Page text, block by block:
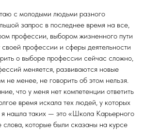
с молодыми людьми разного
запрос в последнее время на все,
профессии, выбором жизненного пути
профессии и сферы деятельности
о выборе профессии сейчас сложно,
меняется, развиваются новые
не менее, не говорить об этом нельзя.
что у меня нет компетенции ответить
время искала тех людей, у которых
я нашла таких — это «Школа Карьерного
которые были сказаны на курсе